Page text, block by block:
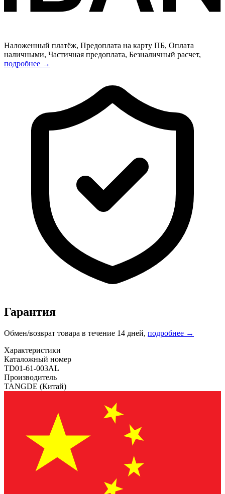
Наложенный платёж, Предоплата на карту ПБ, Оплата
наличными, Частичная предоплата, Безналичный расчет,
подробнее →
Гарантия
Обмен/возврат товара в течение 14 дней, подробнее →
Характеристики
Каталожный номер
TD01-61-003AL
Производитель
TANGDE (Китай)